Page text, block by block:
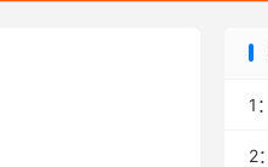
1：
2：